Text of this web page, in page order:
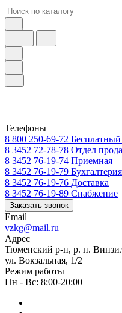
Телефоны
8 800 250-69-72
8 3452 72-78-78 Отдел
8 3452 76-19-74 Приемная
8 3452 76-19-79 Бухгалтерия
8 3452 76-19-76 Доставка
8 3452 76-19-89 Снабжение
Заказать звонок
Email
vzkg@mail.ru
Адрес
Тюменский р-н, р. п.
ул. Вокзальная, 1/2
Режим работы
Пн - Вс: 8:00-20:00